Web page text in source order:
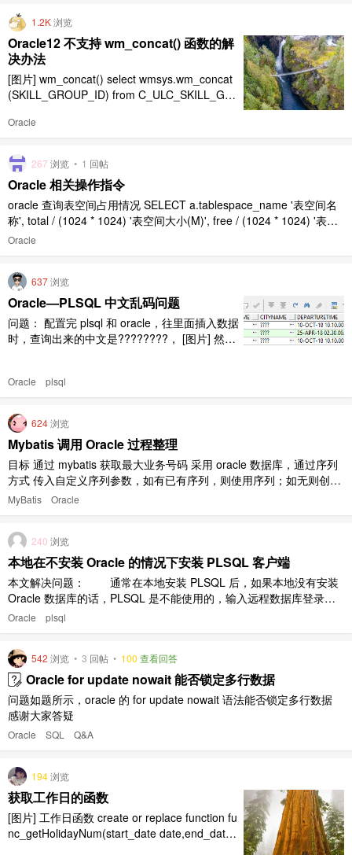
1.2K浏览
Oracle12 不支持 wm_concat() 函数的解
决办法
[图片] wm_concat() select wmsys.wm_concat
(SKILL_GROUP_ID) from C_ULC_SKILL_GR
abase 11g Enterprise Edition Release 11.2.0.
Oracle
267 浏览 • 1 回帖
Oracle 相关操作指令
oracle 查询表空间占用情况 SELECT a.tablespace_name '表空间名
称', total / (1024 * 1024) '表空间大小(M)', free / (1024 * 1024) '表空
间剩余大小(M)', (total - free) / (1024 * 1024 ) '表空间使用大小 ..
Oracle
637浏览
Oracle—PLSQL 中文乱码问题
问题： 配置完 plsql 和 oracle，往里面插入数据
时，查询出来的中文是????????， [图片] 然后
from dual [图片] 然后得到服务器端 Orac ..
Oracle plsql
624浏览
Mybatis 调用 Oracle 过程整理
目标 通过 mybatis 获取最大业务号码 采用 oracle 数据库，通过序列
方式 传入自定义序列参数，如有已有序列，则使用序列；如无则创建
序列 创建过程 CREATE OR REPLACE PROCEDURE CREATEMAX
NO (NOTYPE IN VARCHAR2, NOLIMIT IN VARCHAR2 ..
MyBatis Oracle
240 浏览
本地在不安装 Oracle 的情况下安装 PLSQL 客户端
本文解决问题： 通常在本地安装 PLSQL 后，如果本地没有安装
Oracle 数据库的话，PLSQL 是不能使用的，输入远程数据库登录信
息会提示：“Oracle Client 没有正确安装”。这个问题 Oracle 官方是有
Oracle plsql
542 浏览 • 3 回帖 • 100 查看回答
Oracle for update nowait 能否锁定多行数据
问题如题所示，oracle 的 for update nowait 语法能否锁定多行数据
感谢大家答疑
Oracle SQL Q&A
194浏览
获取工作日的函数
[图片] 工作日函数 create or replace function fu
nc_getHolidayNum(start_date date,end_date